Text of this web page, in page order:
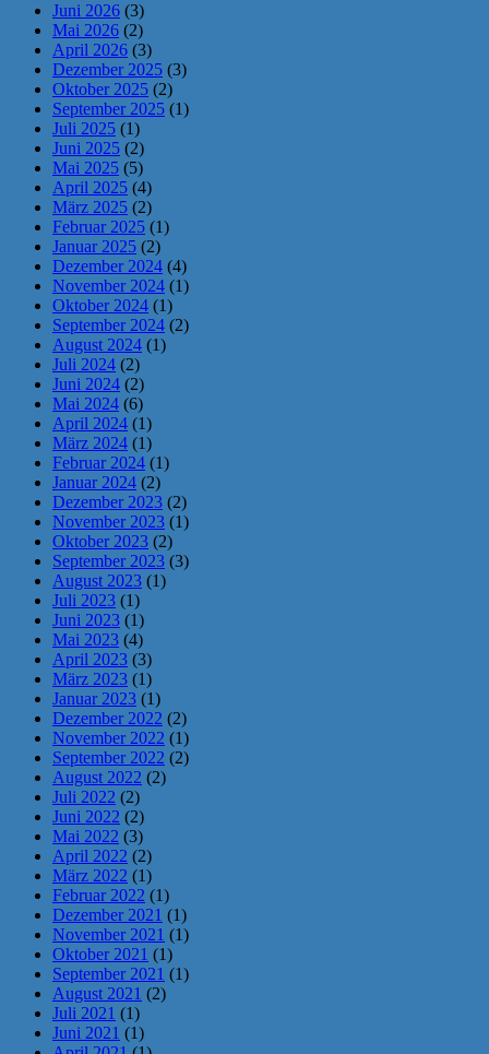
Juni 2026 (3)
Mai 2026 (2)
April 2026 (3)
Dezember 2025 (3)
Oktober 2025 (2)
September 2025 (1)
Juli 2025 (1)
Juni 2025 (2)
Mai 2025 (5)
April 2025 (4)
März 2025 (2)
Februar 2025 (1)
Januar 2025 (2)
Dezember 2024 (4)
November 2024 (1)
Oktober 2024 (1)
September 2024 (2)
August 2024 (1)
Juli 2024 (2)
Juni 2024 (2)
Mai 2024 (6)
April 2024 (1)
März 2024 (1)
Februar 2024 (1)
Januar 2024 (2)
Dezember 2023 (2)
November 2023 (1)
Oktober 2023 (2)
September 2023 (3)
August 2023 (1)
Juli 2023 (1)
Juni 2023 (1)
Mai 2023 (4)
April 2023 (3)
März 2023 (1)
Januar 2023 (1)
Dezember 2022 (2)
November 2022 (1)
September 2022 (2)
August 2022 (2)
Juli 2022 (2)
Juni 2022 (2)
Mai 2022 (3)
April 2022 (2)
März 2022 (1)
Februar 2022 (1)
Dezember 2021 (1)
November 2021 (1)
Oktober 2021 (1)
September 2021 (1)
August 2021 (2)
Juli 2021 (1)
Juni 2021 (1)